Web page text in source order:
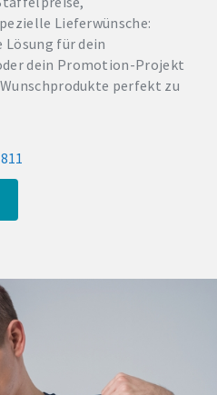
Lieferwünsche:
Lösung für dein
dein Promotion-Projekt
perfekt zu